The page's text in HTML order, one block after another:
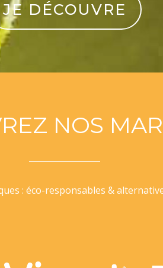
JE DÉCOUVRE
NOS
: éco-responsables &